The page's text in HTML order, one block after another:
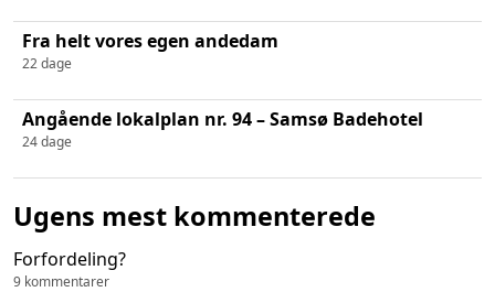
Fra helt vores egen andedam
22 dage
Angående lokalplan nr. 94 – Samsø Badehotel
24 dage
Ugens mest kommenterede
Forfordeling?
9 kommentarer